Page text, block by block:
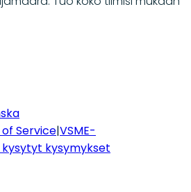
Service|VSME-
kysytyt kysymykset